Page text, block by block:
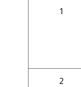
1
2